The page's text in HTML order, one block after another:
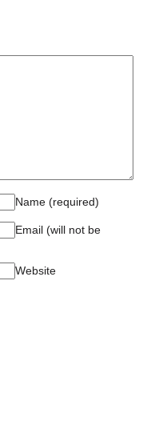
Name (required)
Email (will not be
Website